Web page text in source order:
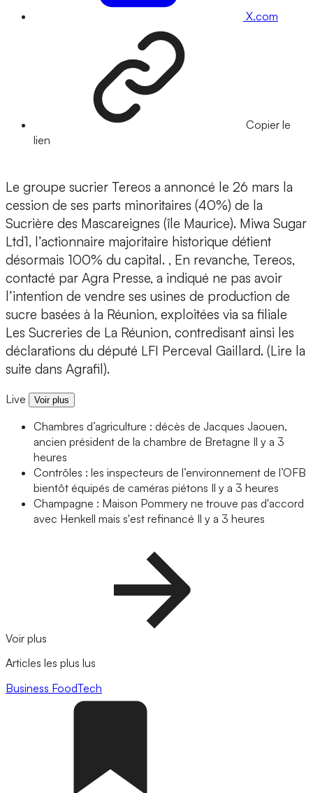
X.com
Copier le
lien
Le groupe sucrier Tereos a annoncé le 26 mars la
cession de ses parts minoritaires (40%) de la
Sucrière des Mascareignes (île Maurice). Miwa Sugar
Ltd1, l’actionnaire majoritaire historique détient
désormais 100% du capital. , En revanche, Tereos,
contacté par Agra Presse, a indiqué ne pas avoir
l’intention de vendre ses usines de production de
sucre basées à la Réunion, exploitées via sa filiale
Les Sucreries de La Réunion, contredisant ainsi les
déclarations du député LFI Perceval Gaillard. (Lire la
suite dans Agrafil).
Live Voir plus
Chambres d’agriculture : décès de Jacques Jaouen,
ancien président de la chambre de Bretagne Il y a 3
heures
Contrôles : les inspecteurs de l’environnement de l’OFB
bientôt équipés de caméras piétons Il y a 3 heures
Champagne : Maison Pommery ne trouve pas d'accord
avec Henkell mais s'est refinancé Il y a 3 heures
Voir plus
Articles les plus lus
Business FoodTech